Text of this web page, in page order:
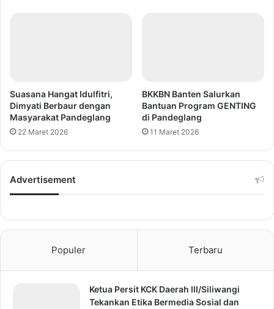
Suasana Hangat Idulfitri,
Dimyati Berbaur dengan
Masyarakat Pandeglang
22 Maret 2026
BKKBN Banten Salurkan
Bantuan Program GENTING
di Pandeglang
11 Maret 2026
Advertisement
Populer Terbaru
Ketua Persit KCK Daerah III/Siliwangi
Tekankan Etika Bermedia Sosial dan